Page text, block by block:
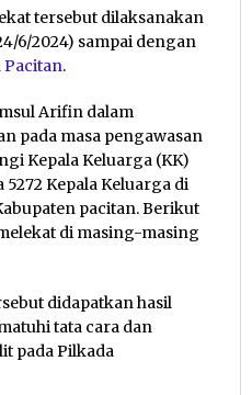
tersebut dilaksanakan
6/2024) sampai dengan
Pacitan.
Arifin dalam
pada masa pengawasan
Kepala Keluarga (KK)
Kepala Keluarga di
pacitan. Berikut
di masing-masing
didapatkan hasil
tata cara dan
pada Pilkada